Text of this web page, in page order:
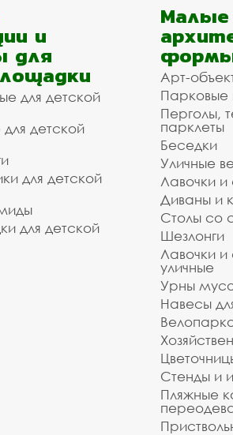
и
для
для детской
детской
для детской
для детской
Малые
Арт-
Парковые
Перголы,
парклеты
Беседки
Уличные
Лавочки
Диваны и
Столы со
Шезлонги
Лавочки и
уличные
Урны
Навесы
Стенды и
Пляжные